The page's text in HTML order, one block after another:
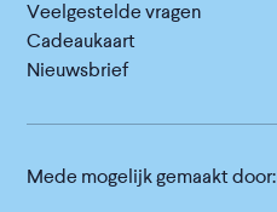
Veelgestelde vragen
Cadeaukaart
Nieuwsbrief
Mede mogelijk gemaakt door: